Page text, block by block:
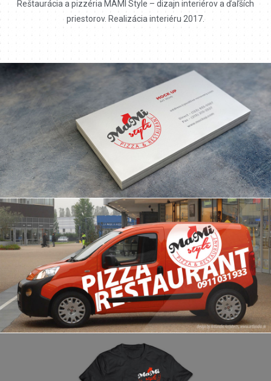
Reštaurácia a pizzéria MAMI Style – dizajn interiérov a ďaľších
priestorov. Realizácia interiéru 2017.